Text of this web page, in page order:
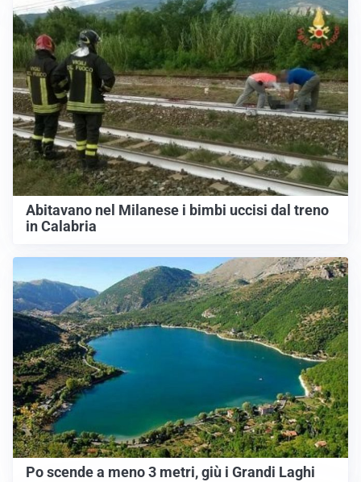
Abitavano nel Milanese i bimbi uccisi dal treno
in Calabria
Po scende a meno 3 metri, giù i Grandi Laghi